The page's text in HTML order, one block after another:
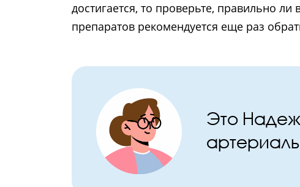
достигается, то проверьте, правильно
препаратов рекомендуется еще раз
Это